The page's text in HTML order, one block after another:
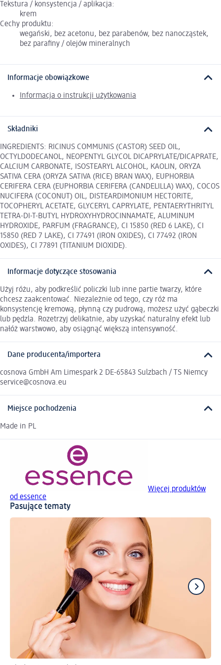
Tekstura / konsystencja / aplikacja:
krem
Cechy produktu:
wegański, bez acetonu, bez parabenów, bez nanocząstek,
bez parafiny / olejów mineralnych
Informacje obowiązkowe
Informacja o instrukcji użytkowania
Składniki
INGREDIENTS: RICINUS COMMUNIS (CASTOR) SEED OIL,
OCTYLDODECANOL, NEOPENTYL GLYCOL DICAPRYLATE/DICAPRATE,
CALCIUM CARBONATE, ISOSTEARYL ALCOHOL, KAOLIN, ORYZA
SATIVA CERA (ORYZA SATIVA (RICE) BRAN WAX), EUPHORBIA
CERIFERA CERA (EUPHORBIA CERIFERA (CANDELILLA) WAX), COCOS
NUCIFERA (COCONUT) OIL, DISTEARDIMONIUM HECTORITE,
TOCOPHERYL ACETATE, GLYCERYL CAPRYLATE, PENTAERYTHRITYL
TETRA-DI-T-BUTYL HYDROXYHYDROCINNAMATE, ALUMINUM
HYDROXIDE, PARFUM (FRAGRANCE), CI 15850 (RED 6 LAKE), CI
15850 (RED 7 LAKE), CI 77491 (IRON OXIDES), CI 77492 (IRON
OXIDES), CI 77891 (TITANIUM DIOXIDE).
Informacje dotyczące stosowania
Użyj różu, aby podkreślić policzki lub inne partie twarzy, które
chcesz zaakcentować. Niezależnie od tego, czy róż ma
konsystencję kremową, płynną czy pudrową, możesz użyć gąbeczki
lub pędzla. Rozetrzyj delikatnie, aby uzyskać naturalny efekt lub
nałóż warstwowo, aby osiągnąć większą intensywność.
Dane producenta/importera
cosnova GmbH Am Limespark 2 DE-65843 Sulzbach / TS Niemcy
service@cosnova.eu
Miejsce pochodzenia
Made in PL
Więcej produktów
od essence
Pasujące tematy